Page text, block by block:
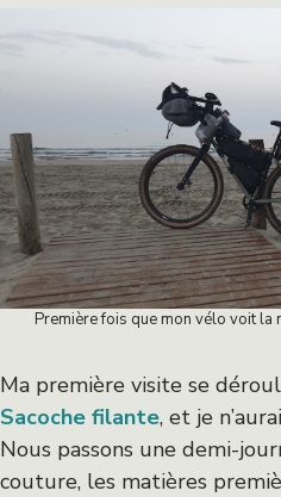
Première fois que mon vélo voit la
Ma première visite se
Sacoche filante, et je
Nous passons une demi-
couture, les matières